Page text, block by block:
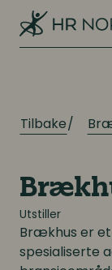
Arbeidsmiljø
Kompetanse-
Lederutvikling
Lønn og ytelser
Lønn og ytelser
Pensjon
Tilbake
Utstiller
Brækhus er et
spesialiserte